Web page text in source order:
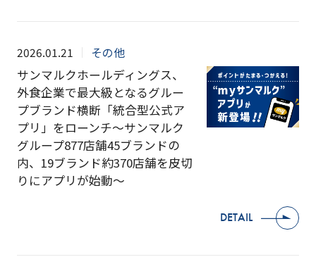
2026.01.21 その他
サンマルクホールディングス、
外食企業で最大級となるグルー
プブランド横断「統合型公式ア
プリ」をローンチ～サンマルク
グループ877店舗45ブランドの
内、19ブランド約370店舗を皮切
りにアプリが始動～
DETAIL